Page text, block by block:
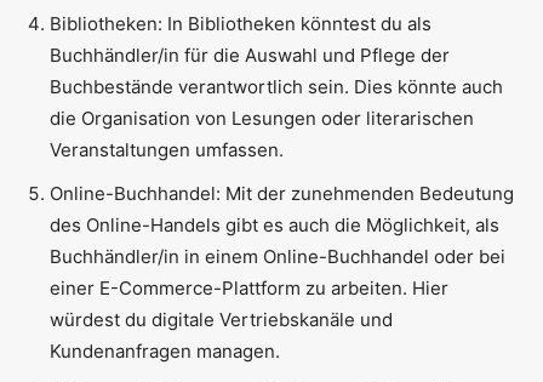
Bibliotheken: In Bibliotheken könntest du als
Buchhändler/in für die Auswahl und Pflege der
Buchbestände verantwortlich sein. Dies könnte auch
die Organisation von Lesungen oder literarischen
Veranstaltungen umfassen.
Online-Buchhandel: Mit der zunehmenden Bedeutung
des Online-Handels gibt es auch die Möglichkeit, als
Buchhändler/in in einem Online-Buchhandel oder bei
einer E-Commerce-Plattform zu arbeiten. Hier
würdest du digitale Vertriebskanäle und
Kundenanfragen managen.